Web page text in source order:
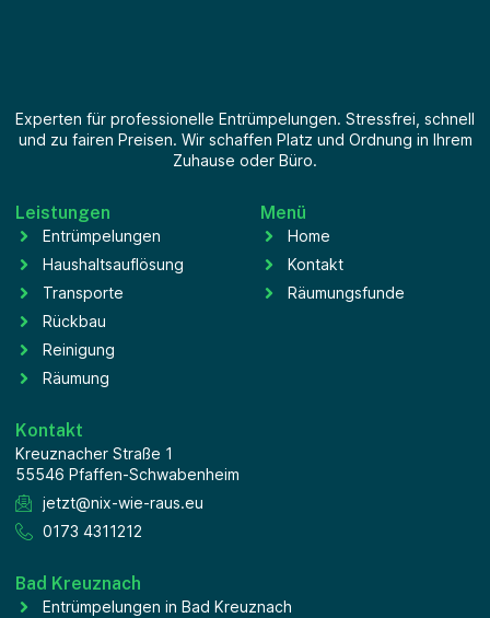
Experten für professionelle Entrümpelungen. Stressfrei, schnell
und zu fairen Preisen. Wir schaffen Platz und Ordnung in Ihrem
Zuhause oder Büro.
Leistungen
Entrümpelungen
Haushaltsauflösung
Transporte
Rückbau
Reinigung
Räumung
Menü
Home
Kontakt
Räumungsfunde
Kontakt
Kreuznacher Straße 1
55546 Pfaffen-Schwabenheim
jetzt@nix-wie-raus.eu
0173 4311212
Bad Kreuznach
Entrümpelungen in Bad Kreuznach